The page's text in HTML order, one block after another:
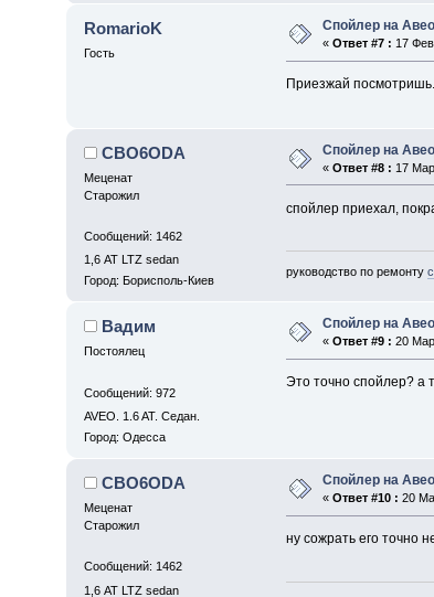
RomarioK
Гость
Спойлер на
« Ответ #7 : 17
Приезжай посмотришь.
CBO6ODA
Меценат
Старожил
Сообщений: 1462
1,6 АТ LTZ sedan
Город: Борисполь-Киев
Спойлер на
« Ответ #8 : 17
спойлер приехал,
руководство по ремонту
Вадим
Постоялец
Сообщений: 972
AVEO. 1.6 AT. Cедан.
Город: Одесса
Спойлер на
« Ответ #9 : 20
Это точно спойлер? а
CBO6ODA
Меценат
Старожил
Сообщений: 1462
1,6 АТ LTZ sedan
Спойлер на
« Ответ #10 : 20
ну сожрать его точно